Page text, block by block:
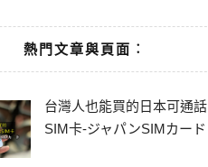
熱門文章與頁面︰
台灣人也能買的日本可通話
SIM卡-ジャパンSIMカード